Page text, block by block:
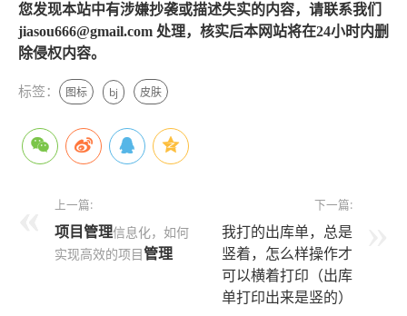
您发现本站中有涉嫌抄袭或描述失实的内容，请联系我们
jiasou666@gmail.com 处理，核实后本网站将在24小时内删
除侵权内容。
标签： 图标 bj 皮肤
上一篇:
项目管理信息化，如何
实现高效的项目管理
下一篇:
我打的出库单，总是
竖着，怎么样操作才
可以横着打印（出库
单打印出来是竖的）